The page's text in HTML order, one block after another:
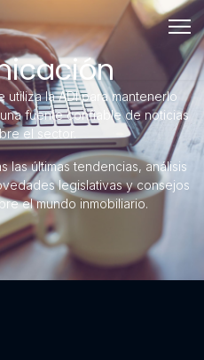
utiliza la ADI para mantenerlo
fuente confiable de noticias
el sector.
las últimas tendencias, análisis
legislativas y consejos
el mundo inmobiliario.